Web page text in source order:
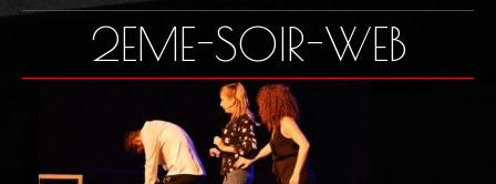
ACCUEIL
ACTUALITÉS
LE THÉÂTRE
2EME-SOIR-WEB